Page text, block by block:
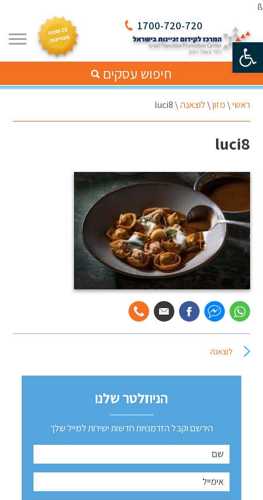
פתח סרגל נגישות
ß
1700-720-720
חיפוש עסקים
ראשי\מזון\לוצאנה\
luci8
luci8
לוצאנה
הניוזלטר שלנו
הירשם וקבל הזדמנויות חדשות ישירות למייל שלך